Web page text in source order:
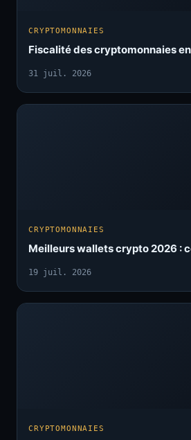
CRYPTOMONNAIES
Fiscalité des cryptomonnaies
31 juil. 2026
CRYPTOMONNAIES
Meilleurs wallets crypto 2026 :
19 juil. 2026
CRYPTOMONNAIES